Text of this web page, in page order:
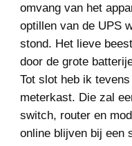
omvang van het
optillen van de UPS
stond. Het lieve
door de grote
Tot slot heb ik
meterkast. Die zal
switch, router en
online blijven bij een